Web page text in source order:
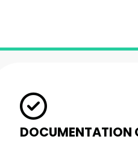
DOCUMENTATION